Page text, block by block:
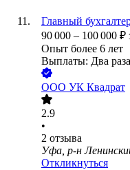
Главный
90 000 – 100 000 ₽
Опыт более 6 лет
Выплаты: Два
ООО УК Квадрат
2.9
•
2 отзыва
Уфа, р-н
Откликнуться